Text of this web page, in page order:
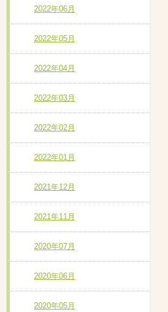
2022年06月
2022年05月
2022年04月
2022年03月
2022年02月
2022年01月
2021年12月
2021年11月
2020年07月
2020年06月
2020年05月